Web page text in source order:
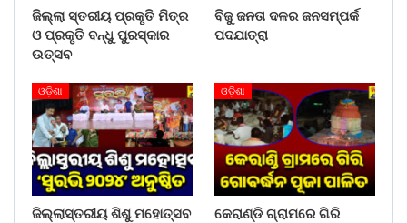
ଜିଲ୍ଲା ସ୍ତରୀୟ ପ୍ରକୃତି ମିତ୍ର
ଓ ପ୍ରକୃତି ବନ୍ଧୁ ପୁରସ୍କାର
ଉତ୍ସବ
ବିଜୁ ଜନତା ଦଳର ଜନସମ୍ପର୍କ
ପଦଯାତ୍ରା
ଓଡ଼ିଶା
ଜିଲ୍ଲାସ୍ତରୀୟ ଶିଶୁ ମହୋତ୍ସବ
ଓଡ଼ିଶା
କେରାଣ୍ଡି ଗ୍ରାମରେ ଗିରି